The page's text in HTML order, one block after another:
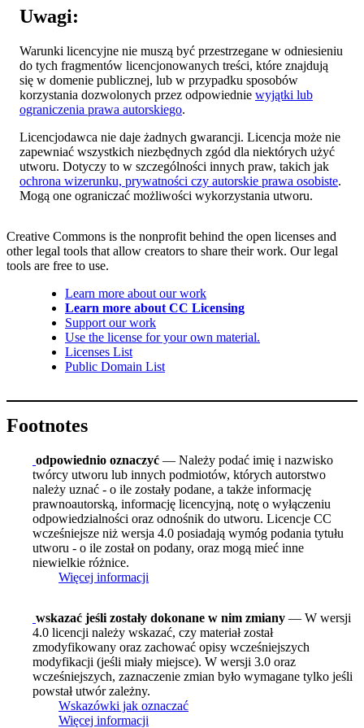
Uwagi:
Warunki licencyjne nie muszą być przestrzegane w odniesieniu
do tych fragmentów licencjonowanych treści, które znajdują
się w domenie publicznej, lub w przypadku sposobów
korzystania dozwolonych przez odpowiednie wyjątki lub
ograniczenia prawa autorskiego.
Licencjodawca nie daje żadnych gwarancji. Licencja może nie
zapewniać wszystkich niezbędnych zgód dla niektórych użyć
utworu. Dotyczy to w szczególności innych praw, takich jak
ochrona wizerunku, prywatności czy autorskie prawa osobiste.
Mogą one ograniczać możliwości wykorzystania utworu.
Creative Commons is the nonprofit behind the open licenses and
other legal tools that allow creators to share their work. Our legal
tools are free to use.
Learn more about our work
Learn more about CC Licensing
Support our work
Use the license for your own material.
Licenses List
Public Domain List
Footnotes
odpowiednio oznaczyć — Należy podać imię i nazwisko
twórcy utworu lub innych podmiotów, których autorstwo
należy uznać - o ile zostały podane, a także informację
prawnoautorską, informację licencyjną, notę o wyłączeniu
odpowiedzialności oraz odnośnik do utworu. Licencje CC
wcześniejsze niż wersja 4.0 posiadają wymóg podania tytułu
utworu - o ile został on podany, oraz mogą mieć inne
niewielkie różnice.
Więcej informacji
wskazać jeśli zostały dokonane w nim zmiany — W wersji
4.0 licencji należy wskazać, czy materiał został
zmodyfikowany oraz zachować opisy wcześniejszych
modyfikacji (jeśli miały miejsce). W wersji 3.0 oraz
wcześniejszych, zaznaczenie zmian było wymagane tylko jeśli
powstał utwór zależny.
Wskazówki jak oznaczać
Więcej informacji